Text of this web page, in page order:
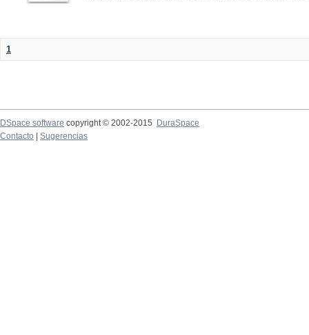
1
DSpace software copyright © 2002-2015
DuraSpace
Contacto
Sugerencias